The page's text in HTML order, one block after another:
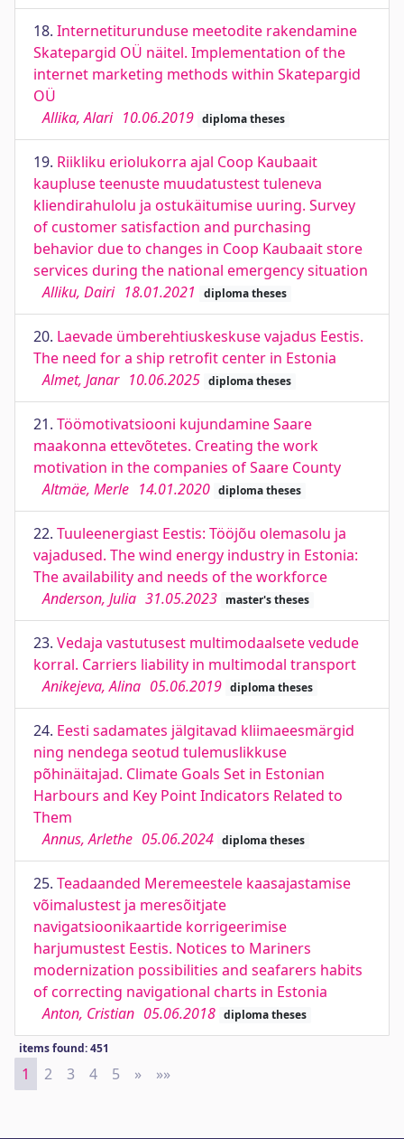
18. Internetiturunduse meetodite rakendamine
Skatepargid OÜ näitel. Implementation of the
internet marketing methods within Skatepargid
OÜ
Allika, Alari 10.06.2019 diploma theses
19. Riikliku eriolukorra ajal Coop Kaubaait
kaupluse teenuste muudatustest tuleneva
kliendirahulolu ja ostukäitumise uuring. Survey
of customer satisfaction and purchasing
behavior due to changes in Coop Kaubaait store
services during the national emergency situation
Alliku, Dairi 18.01.2021 diploma theses
20. Laevade ümberehtiuskeskuse vajadus Eestis.
The need for a ship retrofit center in Estonia
Almet, Janar 10.06.2025 diploma theses
21. Töömotivatsiooni kujundamine Saare
maakonna ettevõtetes. Creating the work
motivation in the companies of Saare County
Altmäe, Merle 14.01.2020 diploma theses
22. Tuuleenergiast Eestis: Tööjõu olemasolu ja
vajadused. The wind energy industry in Estonia:
The availability and needs of the workforce
Anderson, Julia 31.05.2023 master's theses
23. Vedaja vastutusest multimodaalsete vedude
korral. Carriers liability in multimodal transport
Anikejeva, Alina 05.06.2019 diploma theses
24. Eesti sadamates jälgitavad kliimaeesmärgid
ning nendega seotud tulemuslikkuse
põhinäitajad. Climate Goals Set in Estonian
Harbours and Key Point Indicators Related to
Them
Annus, Arlethe 05.06.2024 diploma theses
25. Teadaanded Meremeestele kaasajastamise
võimalustest ja meresõitjate
navigatsioonikaartide korrigeerimise
harjumustest Eestis. Notices to Mariners
modernization possibilities and seafarers habits
of correcting navigational charts in Estonia
Anton, Cristian 05.06.2018 diploma theses
items found: 451
1 2 3 4 5 » Next
»»